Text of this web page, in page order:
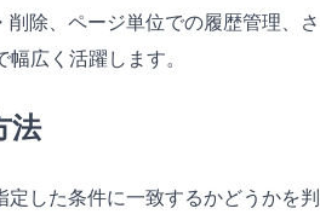
除、ページ単位での履歴管理、さ
広く活躍します。
法
した条件に一致するかどうかを判